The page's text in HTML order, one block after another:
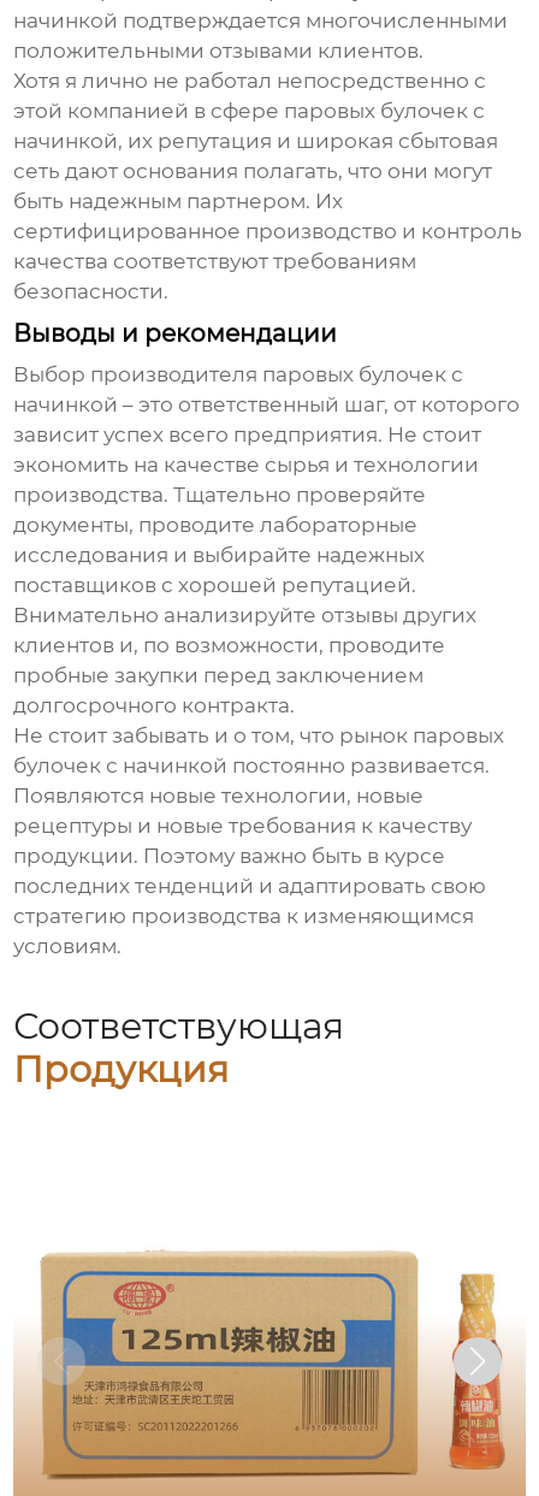
начинкой подтверждается многочисленными
положительными отзывами клиентов.
Хотя я лично не работал непосредственно с
этой компанией в сфере паровых булочек с
начинкой, их репутация и широкая сбытовая
сеть дают основания полагать, что они могут
быть надежным партнером. Их
сертифицированное производство и контроль
качества соответствуют требованиям
безопасности.
Выводы и рекомендации
Выбор производителя паровых булочек с
начинкой – это ответственный шаг, от которого
зависит успех всего предприятия. Не стоит
экономить на качестве сырья и технологии
производства. Тщательно проверяйте
документы, проводите лабораторные
исследования и выбирайте надежных
поставщиков с хорошей репутацией.
Внимательно анализируйте отзывы других
клиентов и, по возможности, проводите
пробные закупки перед заключением
долгосрочного контракта.
Не стоит забывать и о том, что рынок паровых
булочек с начинкой постоянно развивается.
Появляются новые технологии, новые
рецептуры и новые требования к качеству
продукции. Поэтому важно быть в курсе
последних тенденций и адаптировать свою
стратегию производства к изменяющимся
условиям.
Соответствующая
Продукция